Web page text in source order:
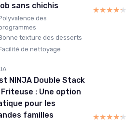
sans chichis
des
texture des desserts
de nettoyage
★★★★★
★★★★★
NINJA Double Stack
Friteuse : Une option
pour les
familles
★★★★★
★★★★★